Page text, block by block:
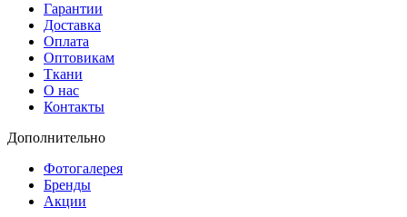
Гарантии
Доставка
Оплата
Оптовикам
Ткани
О нас
Контакты
Дополнительно
Фотогалерея
Бренды
Акции